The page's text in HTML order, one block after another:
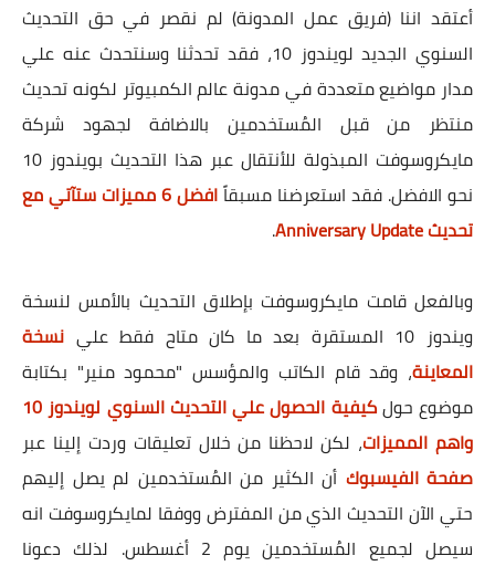
أعتقد اننا (فريق عمل المدونة) لم نقصر في حق التحديث
السنوي الجديد لويندوز 10، فقد تحدثنا وسنتحدث عنه علي
مدار مواضيع متعددة في مدونة عالم الكمبيوتر لكونه تحديث
منتظر من قبل المُستخدمين بالاضافة لجهود شركة
مايكروسوفت المبذولة للأنتقال عبر هذا التحديث بويندوز 10
نحو الافضل. فقد استعرضنا مسبقاً
افضل 6 مميزات ستآتي مع
تحديث Anniversary Update
.
وبالفعل قامت مايكروسوفت بإطلاق التحديث بالأمس لنسخة
ويندوز 10 المستقرة بعد ما كان متاح فقط علي
نسخة
المعاينة، وقد قام الكاتب والمؤسس "محمود منير" بكتابة
موضوع حول
كيفية الحصول علي التحديث السنوي لويندوز 10
واهم المميزات، لكن لاحظنا من خلال تعليقات وردت إلينا عبر
صفحة الفيسبوك أن الكثير من المُستخدمين لم يصل إليهم
حتي الآن التحديث الذي من المفترض ووفقا لمايكروسوفت انه
سيصل لجميع المُستخدمين يوم 2 أغسطس. لذلك دعونا